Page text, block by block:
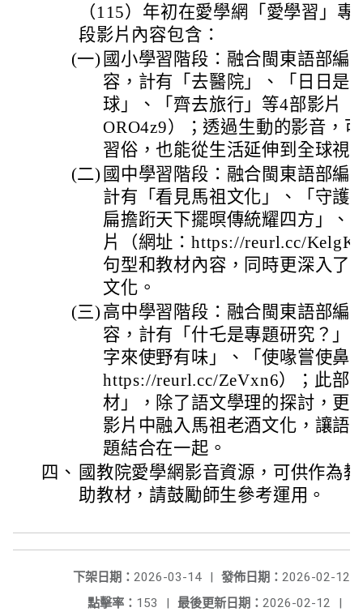
（115）年初在愛學網「愛學習」
段影片內容包含：
(一) 國小學習階段：融合閩東語部編
容，計有「去醫院」、「日日是
球」、「齊去旅行」等4部影片
ORO4z9）；透過生動的影音，
習俗，也能從生活延伸到全球視
(二) 國中學習階段：融合閩東語部編
計有「看見馬祖文化」、「守護
扁擔䟰天下擺暝傳統耀四方」、
片（網址：https://reurl.cc/
句型和教材內容，同時更深入了
文化。
(三) 高中學習階段：融合閩東語部編
容，計有「什乇是專題研究？」
字來使野有味」、「使喙嘗使鼻
https://reurl.cc/ZeVxn6）；此部
材」，除了語文學理的探討，更
影片中融入馬祖老酒文化，讓語
題結合在一起。
四、 國教院愛學網影音資源，可供作為
助教材，請鼓勵師生參考運用。
發佈日期： 2026-02-12
下架日期： 2026-03-14
|
最後更新日期： 2026-02-12 |
點擊率： 153 |